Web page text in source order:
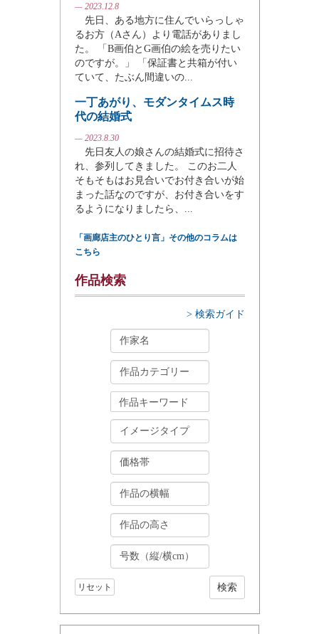
— 2023.12.8
先日、ある地方に住んでいらっしゃ
るお方（Aさん）より電話がありまし
た。 「B画伯とG画伯の絵を売りたい
のですが。」 「保証書と共箱が付い
ていて、たぶん間違いの...
一丁あがり、モダンタイムス時
代の結婚式
— 2023.8.30
先日友人の娘さんの結婚式に招待さ
れ、参列してきました。 このお二人
そもそもはお見合いでお付き合いが始
まった話なのですが、お付き合いをす
るようになりましたら、...
「画廊店主のひとり言」その他のコラムは
こちら
作品検索
> 検索ガイド
リセット